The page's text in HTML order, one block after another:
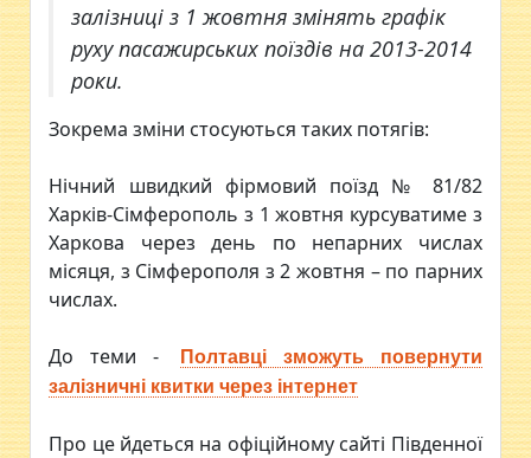
залізниці з 1 жовтня змінять графік
руху пасажирських поїздів на 2013-2014
роки.
Зокрема зміни стосуються таких потягів:
Нічний швидкий фірмовий поїзд № 81/82
Харків-Сімферополь з 1 жовтня курсуватиме з
Харкова через день по непарних числах
місяця, з Сімферополя з 2 жовтня – по парних
числах.
До теми -
Полтавці зможуть повернути
залізничні квитки через інтернет
Про це йдеться на офіційному сайті Південної